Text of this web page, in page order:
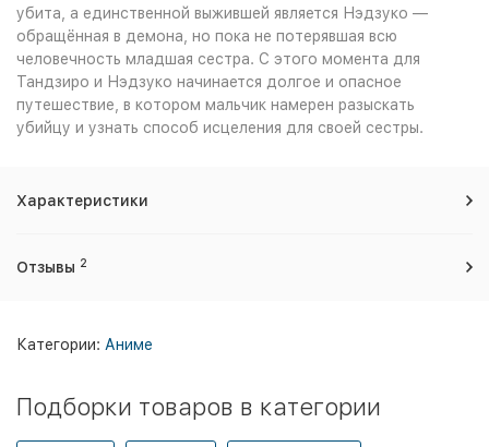
убита, а единственной выжившей является Нэдзуко —
обращённая в демона, но пока не потерявшая всю
человечность младшая сестра. С этого момента для
Тандзиро и Нэдзуко начинается долгое и опасное
путешествие, в котором мальчик намерен разыскать
убийцу и узнать способ исцеления для своей сестры.
Характеристики
Отзывы 2
Категории: Аниме
Подборки товаров в категории